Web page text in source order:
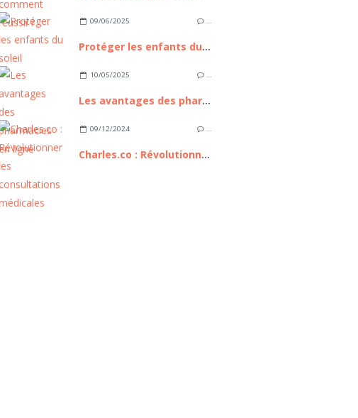
09/06/2025 …
Protéger les enfants du soleil
10/05/2025 …
Les avantages des pharmacies en ligne
09/12/2024 …
Charles.co : Révolutionner les consultations médicales